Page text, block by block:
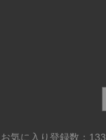
お気に入り登録数：133